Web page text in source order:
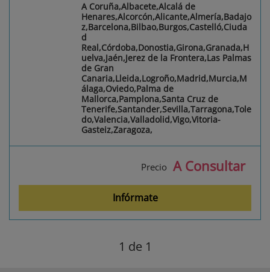
A Coruña,Albacete,Alcalá de
Henares,Alcorcón,Alicante,Almería,Badajo
z,Barcelona,Bilbao,Burgos,Castelló,Ciuda
d
Real,Córdoba,Donostia,Girona,Granada,H
uelva,Jaén,Jerez de la Frontera,Las Palmas
de Gran
Canaria,Lleida,Logroño,Madrid,Murcia,M
álaga,Oviedo,Palma de
Mallorca,Pamplona,Santa Cruz de
Tenerife,Santander,Sevilla,Tarragona,Tole
do,Valencia,Valladolid,Vigo,Vitoria-
Gasteiz,Zaragoza,
Precio A Consultar
Infórmate
1 de 1